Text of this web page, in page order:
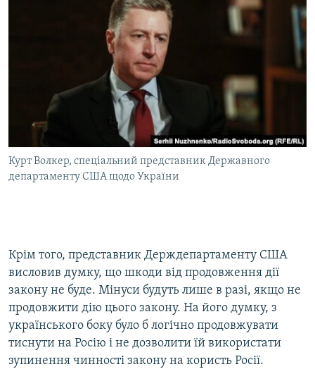
Курт Волкер, спеціальний представник Державного
департаменту США щодо України
Крім того, представник Держдепартаменту США
висловив думку, що шкоди від продовження дії
закону не буде. Мінуси будуть лише в разі, якщо не
продовжити дію цього закону. На його думку, з
українського боку було б логічно продовжувати
тиснути на Росію і не дозволити їй використати
зупинення чинності закону на користь Росії.